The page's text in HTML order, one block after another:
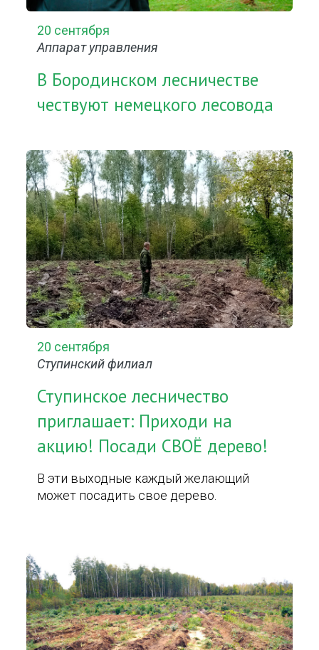
20 сентября
Аппарат управления
В Бородинском лесничестве
чествуют немецкого лесовода
20 сентября
Ступинский филиал
Ступинское лесничество
приглашает: Приходи на
акцию! Посади СВОЁ дерево!
В эти выходные каждый желающий
может посадить свое дерево.